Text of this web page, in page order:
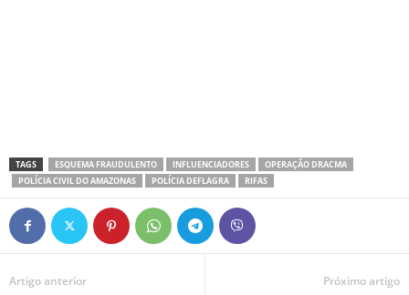
TAGS ESQUEMA FRAUDULENTO INFLUENCIADORES
OPERAÇÃO DRACMA
POLÍCIA CIVIL DO AMAZONAS
POLÍCIA DEFLAGRA RIFAS
Artigo anterior Próximo artigo